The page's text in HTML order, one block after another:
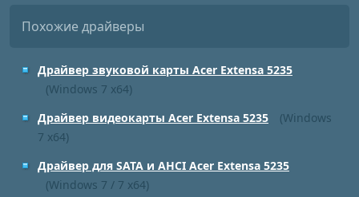
Похожие драйверы
Драйвер звуковой карты Acer Extensa 5235
(Windows 7 x64)
Драйвер видеокарты Acer Extensa 5235
(Windows
7 x64)
Драйвер для SATA и AHCI Acer Extensa 5235
(Windows 7 / 7 x64)